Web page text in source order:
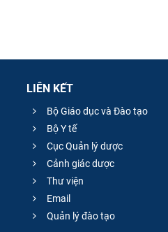
LIÊN KẾT
Bộ Giáo dục và Đào tạo
Bộ Y tế
Cục Quản lý dược
Cảnh giác dược
Thư viện
Email
Quản lý đào tạo